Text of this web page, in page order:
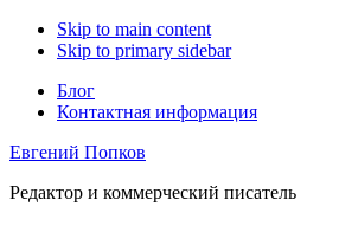
Skip to main content
Skip to primary sidebar
Блог
Контактная информация
Евгений Попков
Редактор и коммерческий писатель